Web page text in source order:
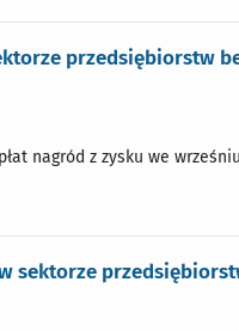
przedsiębiorstw
nagród z zysku we
sektorze